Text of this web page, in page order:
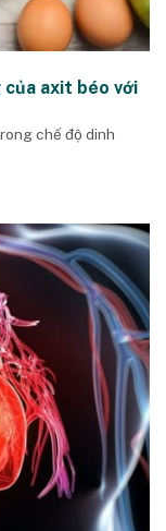
axit béo với
chế độ dinh